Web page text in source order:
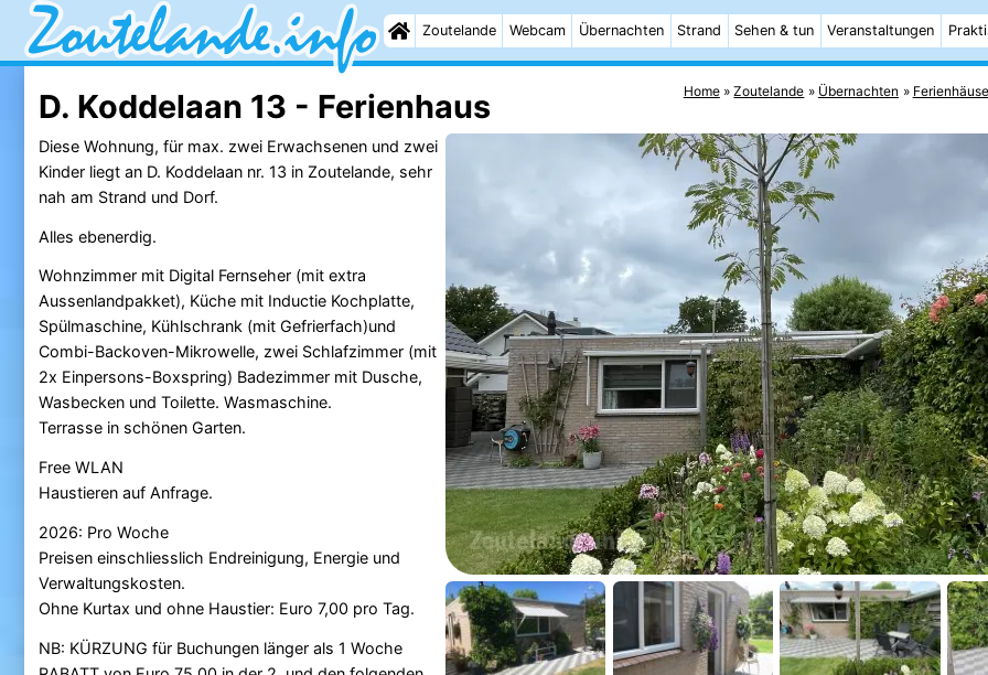
Zoutelande Webcam Übernachten Strand Sehen & tun Veranstaltungen
Home Zoutelande Übernachten
D. Koddelaan 13 - Ferienhaus
Diese Wohnung, für max. zwei Erwachsenen und zwei
Kinder liegt an D. Koddelaan nr. 13 in Zoutelande, sehr
nah am Strand und Dorf.
Alles ebenerdig.
Wohnzimmer mit Digital Fernseher (mit extra
Aussenlandpakket), Küche mit Inductie Kochplatte,
Spülmaschine, Kühlschrank (mit Gefrierfach)und
Combi-Backoven-Mikrowelle, zwei Schlafzimmer (mit
2x Einpersons-Boxspring) Badezimmer mit Dusche,
Wasbecken und Toilette. Wasmaschine.
Terrasse in schönen Garten.
Free WLAN
Haustieren auf Anfrage.
2026: Pro Woche
Preisen einschliesslich Endreinigung, Energie und
Verwaltungskosten.
Ohne Kurtax und ohne Haustier: Euro 7,00 pro Tag.
NB: KÜRZUNG für Buchungen länger als 1 Woche